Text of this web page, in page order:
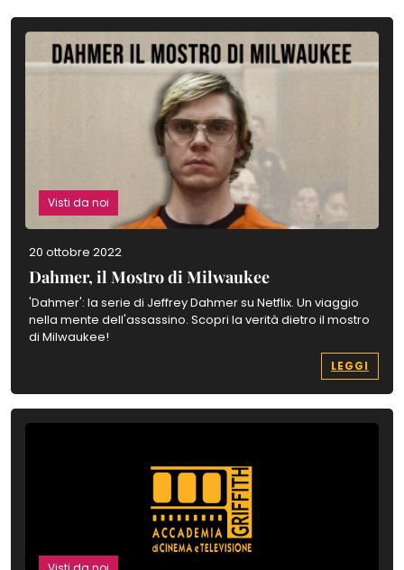
Visti da noi
20 ottobre 2022
Dahmer, il Mostro di Milwaukee
'Dahmer': la serie di Jeffrey Dahmer su Netflix. Un viaggio
nella mente dell'assassino. Scopri la verità dietro il mostro
di Milwaukee!
LEGGI